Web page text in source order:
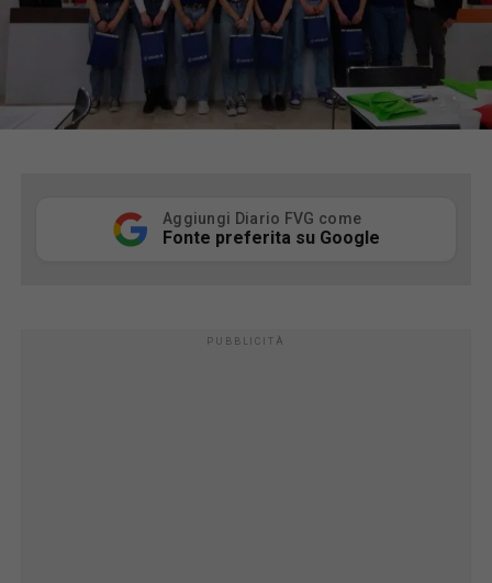
Aggiungi Diario FVG come
Fonte preferita su Google